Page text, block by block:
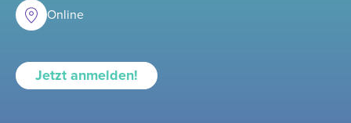
Online
Jetzt anmelden!